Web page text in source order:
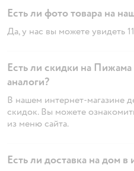
Есть ли фото товара на
Да, у нас вы можете увидеть
Есть ли скидки на
аналоги?
В нашем интернет-магазине
скидок. Вы можете
из меню сайта.
Есть ли доставка на дом в